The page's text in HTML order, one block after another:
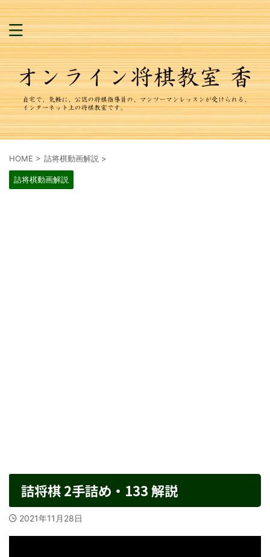
HOME > 詰将棋動画解説 >
詰将棋動画解説
詰将棋 2手詰め・133 解説
2021年11月28日